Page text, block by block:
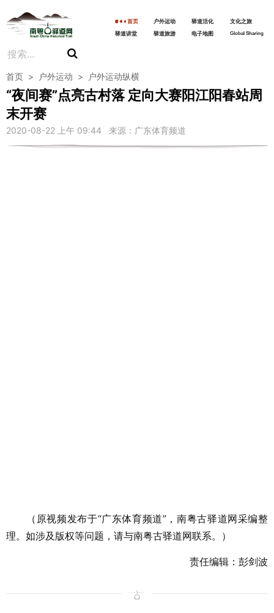
首页 户外运动 驿道活化
文化之旅
驿道讲堂
驿道旅游 电子地图 Global Sharing
首页 > 户外运动 > 户外运动纵横
“夜间赛”点亮古村落 定向大赛阳江阳春站周
末开赛
2020-08-22 上午 09:44 来源：广东体育频道
（原视频发布于“广东体育频道”，南粤古驿道网采编整
理。如涉及版权等问题，请与南粤古驿道网联系。）
责任编辑：彭剑波